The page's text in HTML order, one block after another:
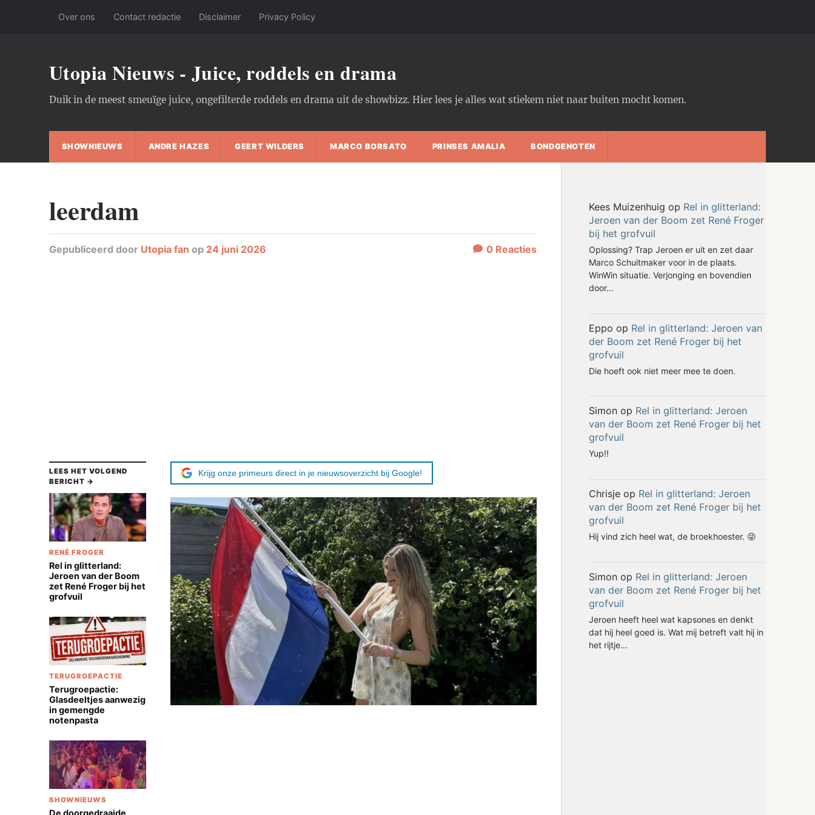
Over ons Contact redactie Disclaimer Privacy Policy
Utopia Nieuws - Juice, roddels en drama
Duik in de meest smeuïge juice, ongefilterde roddels en drama uit de showbizz. Hier lees je alles wat stiekem niet naar buiten mocht komen.
SHOWNIEUWS ANDRE HAZES GEERT WILDERS MARCO BORSATO PRINSES AMALIA BONDGENOTEN
leerdam
Gepubliceerd door Utopia fan op 24 juni 2026 0 Reacties
LEES HET VOLGEND
BERICHT →
RENÉ FROGER
Rel in glitterland:
Jeroen van der Boom
zet René Froger bij het
grofvuil
TERUGROEPACTIE
Terugroepactie:
Glasdeeltjes aanwezig
in gemengde
notenpasta
SHOWNIEUWS
De doorgedraaide
Krijg onze primeurs direct in je nieuwsoverzicht bij Google!
Kees Muizenhuig op Rel in glitterland:
Jeroen van der Boom zet René Froger
bij het grofvuil
Oplossing? Trap Jeroen er uit en zet daar
Marco Schuitmaker voor in de plaats.
WinWin situatie. Verjonging en bovendien
door…
Eppo op Rel in glitterland: Jeroen van
der Boom zet René Froger bij het
grofvuil
Die hoeft ook niet meer mee te doen.
Simonop Rel in glitterland: Jeroen
van der Boom zet René Froger bij het
grofvuil
Yup!!
Chrisjeop Rel in glitterland: Jeroen
van der Boom zet René Froger bij het
grofvuil
Hij vind zich heel wat, de broekhoester. 😝
Simonop Rel in glitterland: Jeroen
van der Boom zet René Froger bij het
grofvuil
Jeroen heeft heel wat kapsones en denkt
dat hij heel goed is. Wat mij betreft valt hij in
het rijtje…